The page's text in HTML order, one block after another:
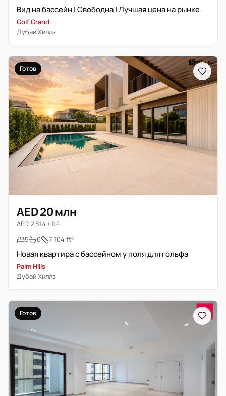
Вид на бассейн | Свободна | Лучшая цена на рынке
Golf Grand
Дубай Хиллз
Готов
AED 20 млн
AED 2 814 / ft²
5
6 7 104 ft²
Новая квартира с бассейном у поля для гольфа
Palm Hills
Дубай Хиллз
Готов